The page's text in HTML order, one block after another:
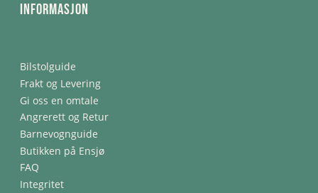
Informasjon
Bilstolguide
Frakt og Levering
Gi oss en omtale
Angrerett og Retur
Barnevognguide
Butikken på Ensjø
FAQ
Integritet